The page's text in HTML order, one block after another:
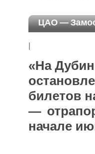
ЦАО —
|
«На
билетов
—
начале